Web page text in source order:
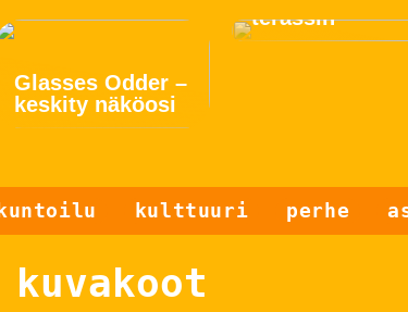
Glasses Odder –
keskity näköosi
terassin
kuntoilu kulttuuri perhe